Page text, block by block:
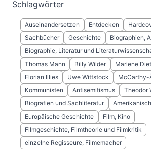
Schlagwörter
Auseinandersetzen Entdecken
Sachbücher
Geschichte
Biographien,
Biographie, Literatur und
Thomas Mann
Billy Wilder
Marlene
Florian Illies
Uwe Wittstock
McCarthy-
Kommunisten
Antisemitismus
Theodor
Biografien und Sachliteratur
Europäische Geschichte
Film, Kino
Filmgeschichte, Filmtheorie und Filmkritik
einzelne Regisseure, Filmemacher